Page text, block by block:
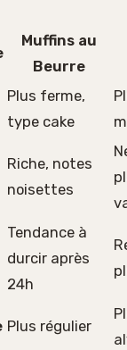
Muffins au
Beurre
Plus ferme,
type cake
Riche, notes
noisettes
Tendance à
durcir après
24h
Plus régulier